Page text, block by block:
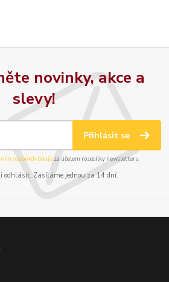
novinky, akce a
slevy!
Přihlásit se
osobních údajůza účelem rozesílky newsletteru.
odhlásit. Zasíláme jednou za 14 dní.